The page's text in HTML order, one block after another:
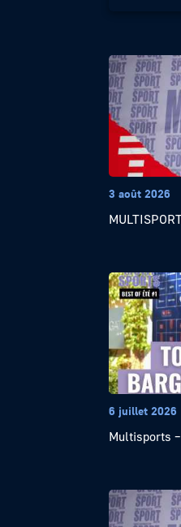
3 août 2026
6 juillet 2026
Multisports